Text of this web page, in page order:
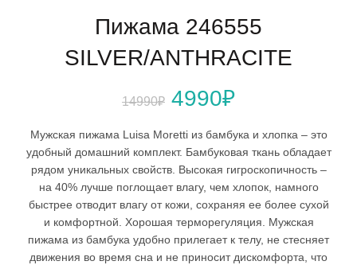
Пижама 246555
SILVER/ANTHRACITE
14990₽ Первоначальная
цена
составляла
14990₽.
4990₽Текущая
цена:
4990₽.
Мужская пижама Luisa Moretti из бамбука и хлопка – это
удобный домашний комплект. Бамбуковая ткань обладает
рядом уникальных свойств. Высокая гигроскопичность –
на 40% лучше поглощает влагу, чем хлопок, намного
быстрее отводит влагу от кожи, сохраняя ее более сухой
и комфортной. Хорошая терморегуляция. Мужская
пижама из бамбука удобно прилегает к телу, не стесняет
движения во время сна и не приносит дискомфорта, что